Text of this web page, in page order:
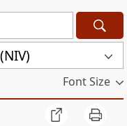
Font Size